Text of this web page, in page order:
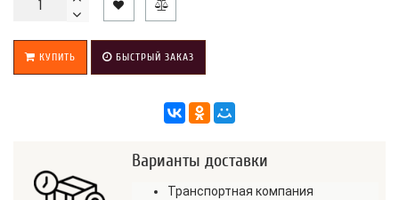
КУПИТЬ БЫСТРЫЙ ЗАКАЗ
Варианты доставки
Транспортная компания